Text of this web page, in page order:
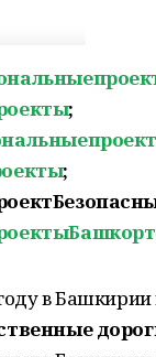
;
;
в